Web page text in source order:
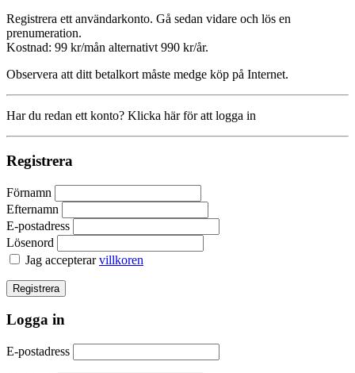
Registrera ett användarkonto. Gå sedan vidare och lös en
prenumeration.
Kostnad: 99 kr/mån alternativt 990 kr/år.
Observera att ditt betalkort måste medge köp på Internet.
Har du redan ett konto? Klicka här för att logga in
Registrera
Förnamn
Efternamn
E-postadress
Lösenord
Jag accepterarvillkoren
Logga in
E-postadress